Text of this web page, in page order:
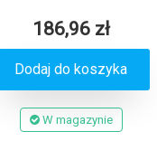
186,96 zł
Dodaj do koszyka
W magazynie